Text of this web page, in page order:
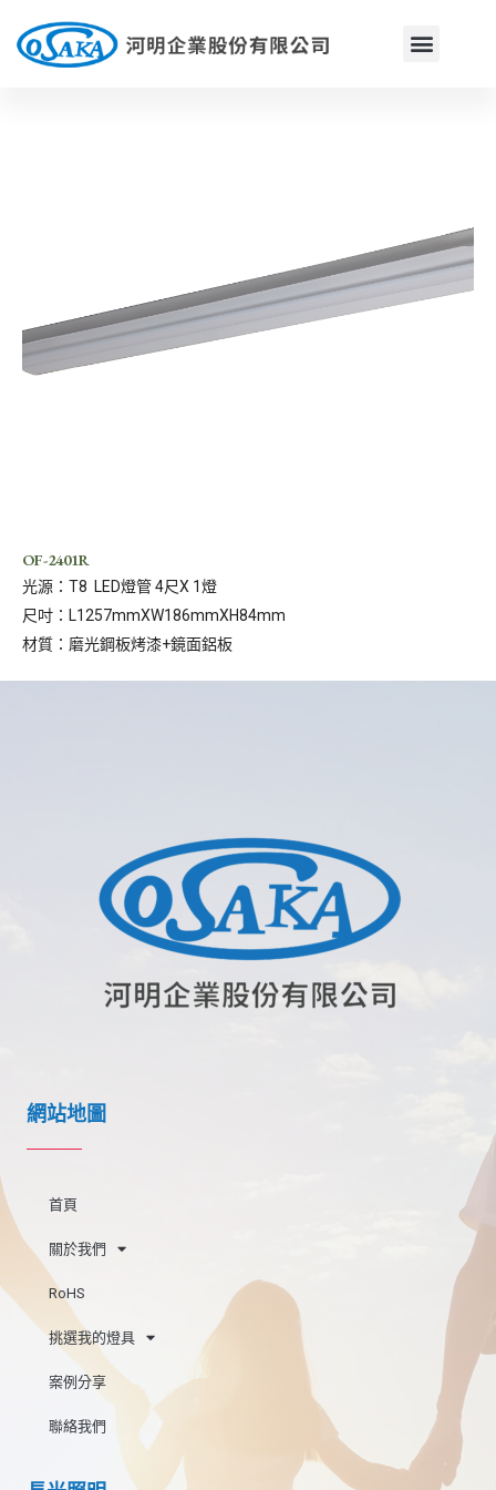
OF-2401R
光源：T8 LED燈管 4尺X 1燈
尺吋：L1257mmXW186mmXH84mm
材質：磨光鋼板烤漆+鏡面鋁板
網站地圖
首頁
關於我們
RoHS
挑選我的燈具
案例分享
聯絡我們